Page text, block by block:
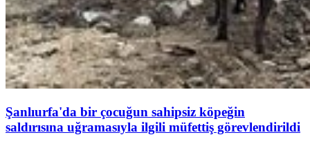
Şanlıurfa'da bir çocuğun sahipsiz köpeğin
saldırısına uğramasıyla ilgili müfettiş görevlendirildi